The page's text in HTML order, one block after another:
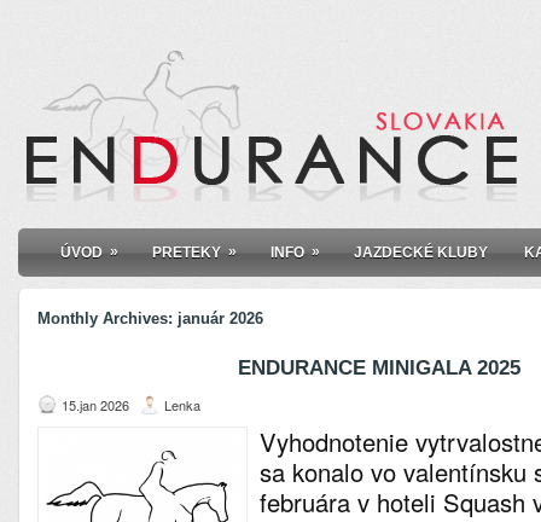
ÚVOD » PRETEKY » INFO » JAZDECKÉ KLUBY
Monthly Archives: január 2026
ENDURANCE MINIGALA 2025
15.jan 2026 Lenka
Vyhodnotenie
sa konalo vo valentínsku
februára v hoteli Squash